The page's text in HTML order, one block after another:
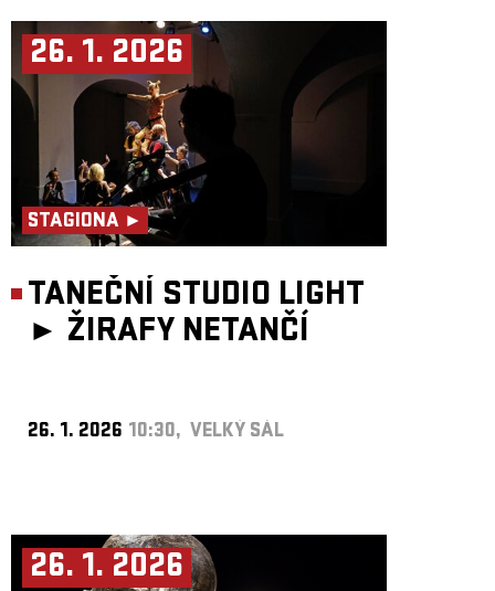
26. 1. 2026
STAGIONA ►
TANEČNÍ STUDIO LIGHT
► ŽIRAFY NETANČÍ
26. 1. 2026 10:30, VELKÝ SÁL
26. 1. 2026